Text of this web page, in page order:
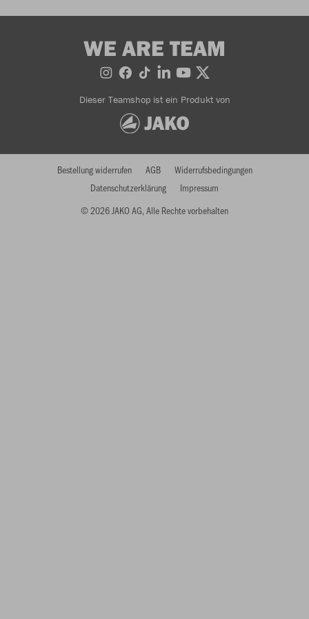
WE ARE TEAM
Dieser Teamshop ist ein Produkt von
© 2026 JAKO AG, Alle Rechte vorbehalten
Bestellung widerrufen AGB
Widerrufsbedingungen
Datenschutzerklärung
Impressum